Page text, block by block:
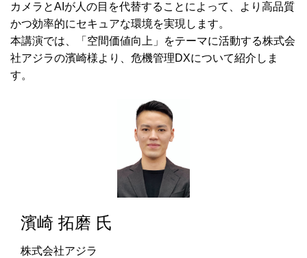
カメラとAIが人の目を代替することによって、より高品質
かつ効率的にセキュアな環境を実現します。
本講演では、「空間価値向上」をテーマに活動する株式会
社アジラの濱崎様より、危機管理DXについて紹介しま
す。
濱崎 拓磨 氏
株式会社アジラ